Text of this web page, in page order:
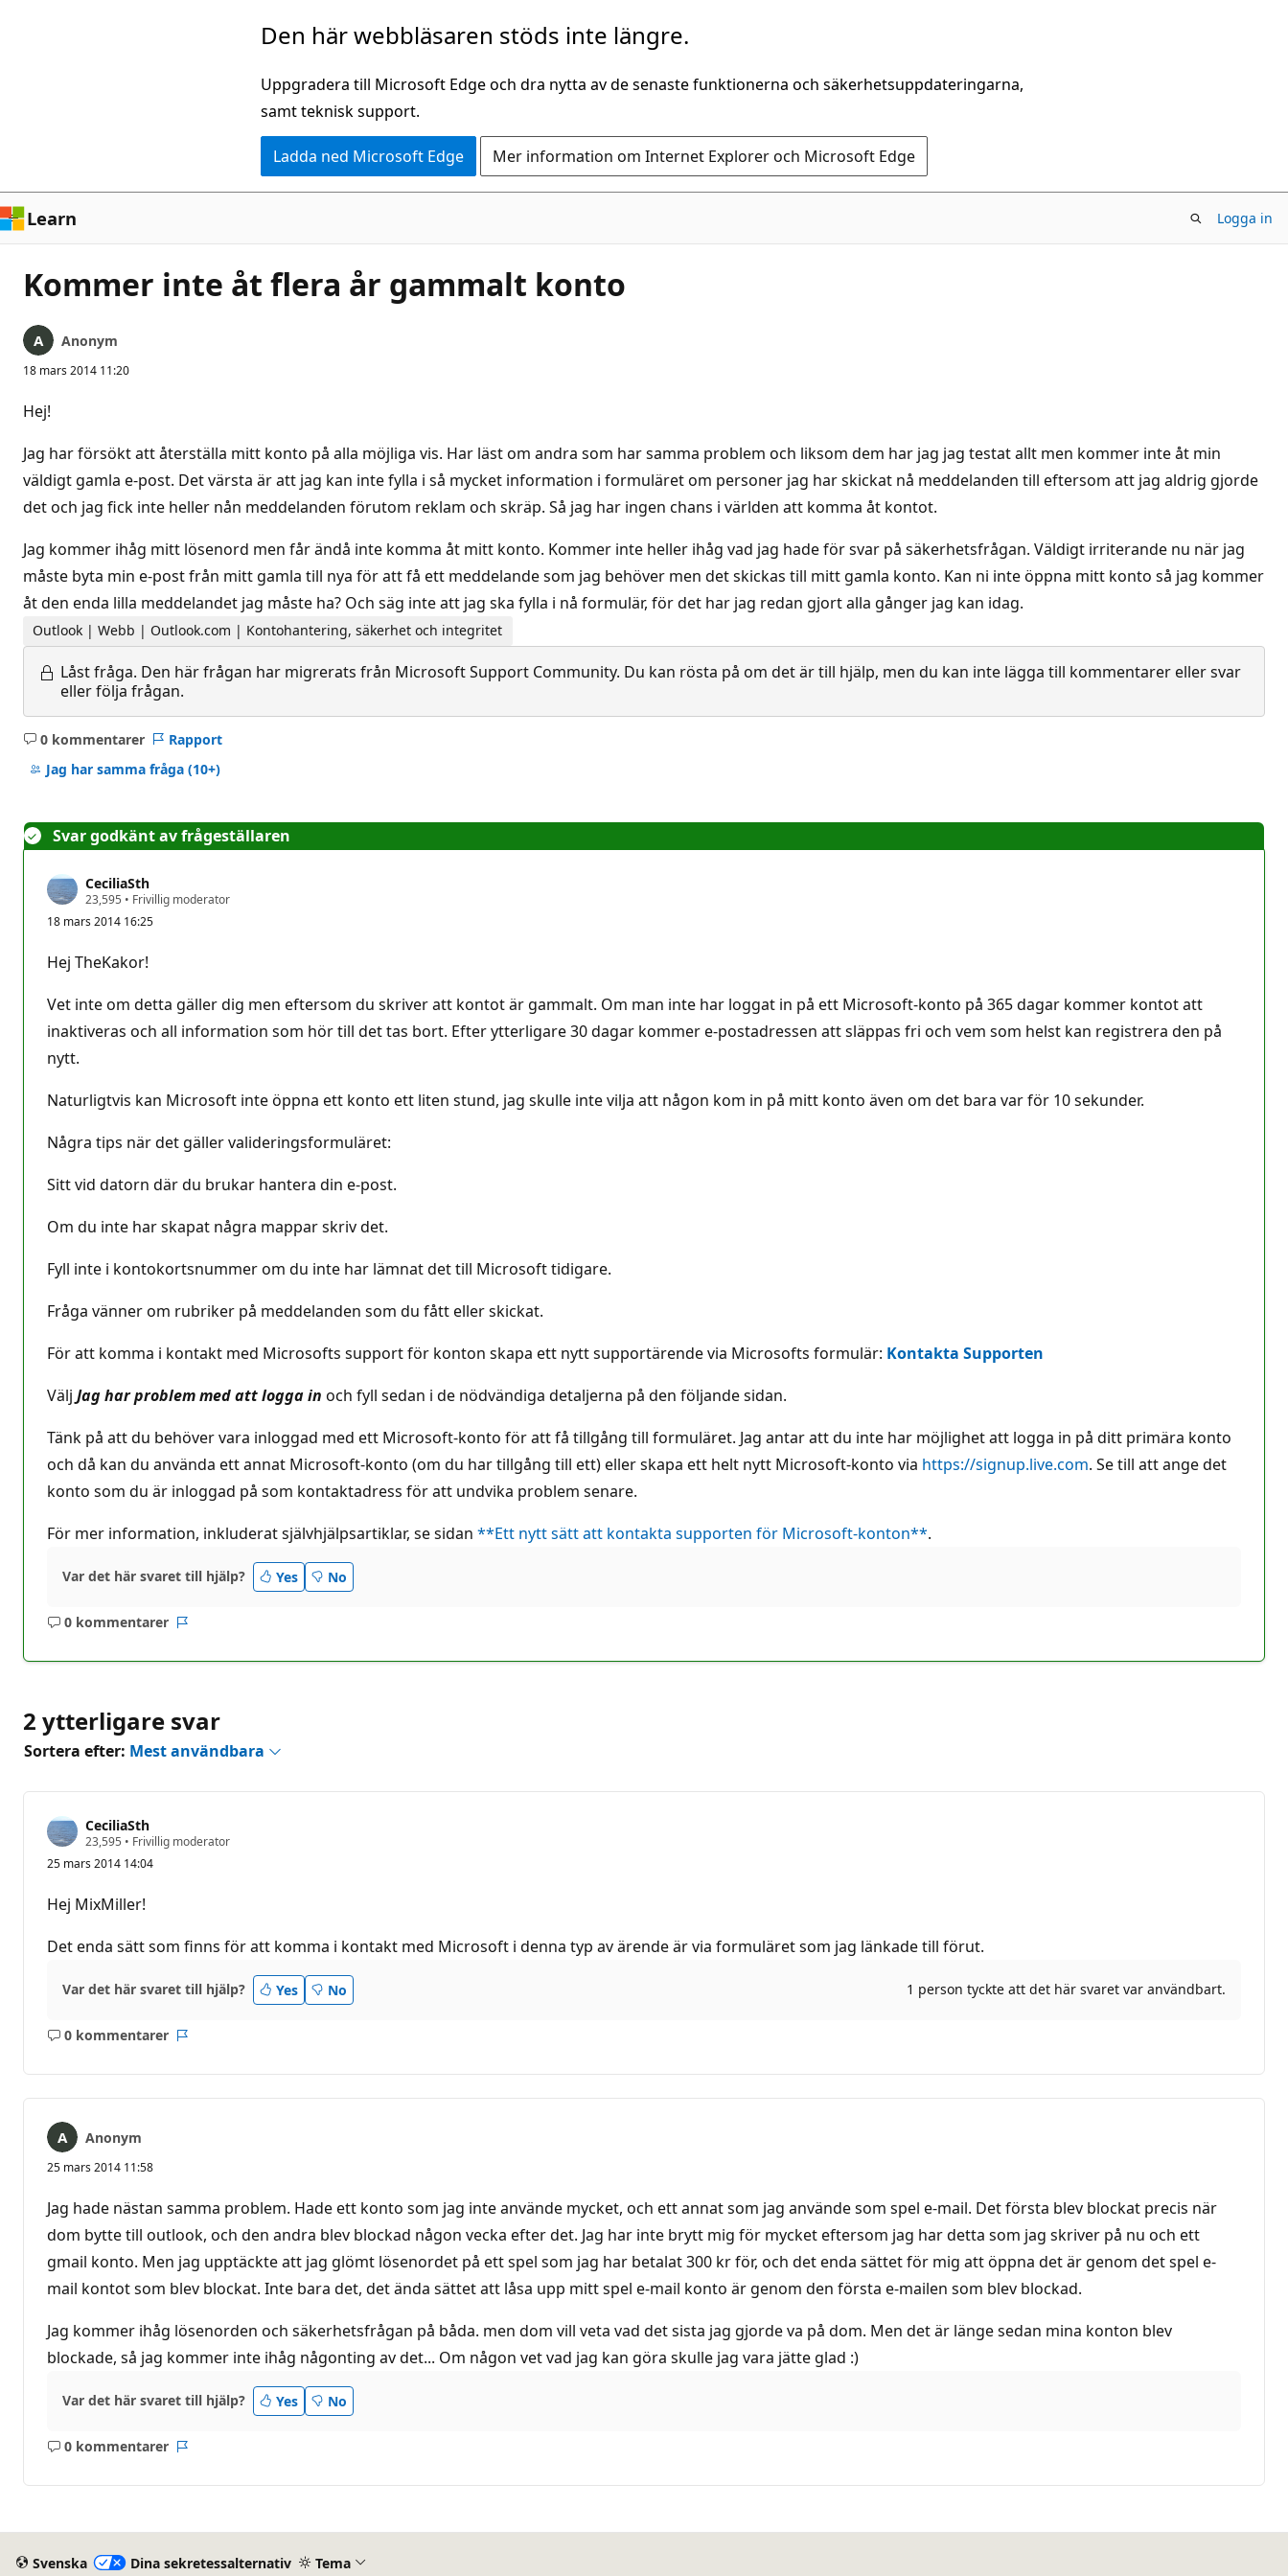
Den här webbläsaren stöds inte längre.
Uppgradera till Microsoft Edge och dra nytta av de senaste funktionerna och säkerhetsuppdateringarna,
samt teknisk support.
Ladda ned Microsoft Edge Mer information om Internet Explorer och Microsoft Edge
Learn Logga in
Kommer inte åt flera år gammalt konto
Anonym
18 mars 2014 11:20
Hej!
Jag har försökt att återställa mitt konto på alla möjliga vis. Har läst om andra som har samma problem och liksom dem har jag jag testat allt men kommer inte åt min
väldigt gamla e-post. Det värsta är att jag kan inte fylla i så mycket information i formuläret om personer jag har skickat nå meddelanden till eftersom att jag aldrig gjorde
det och jag fick inte heller nån meddelanden förutom reklam och skräp. Så jag har ingen chans i världen att komma åt kontot.
Jag kommer ihåg mitt lösenord men får ändå inte komma åt mitt konto. Kommer inte heller ihåg vad jag hade för svar på säkerhetsfrågan. Väldigt irriterande nu när jag
måste byta min e-post från mitt gamla till nya för att få ett meddelande som jag behöver men det skickas till mitt gamla konto. Kan ni inte öppna mitt konto så jag kommer
åt den enda lilla meddelandet jag måste ha? Och säg inte att jag ska fylla i nå formulär, för det har jag redan gjort alla gånger jag kan idag.
Outlook | Webb | Outlook.com | Kontohantering, säkerhet och integritet
Låst fråga. Den här frågan har migrerats från Microsoft Support Community. Du kan rösta på om det är till hjälp, men du kan inte lägga till kommentarer eller svar
eller följa frågan.
0 kommentarer
Inga
kommentarer
Rapport
Jag har samma fråga (10+)
Svar godkänt av frågeställaren
CeciliaSth
23,595 R
k
e
s
o
ä
n
g
• Frivillig moderator
18 mars 2014 16:25
Hej TheKakor!
Vet inte om detta gäller dig men eftersom du skriver att kontot är gammalt. Om man inte har loggat in på ett Microsoft-konto på 365 dagar kommer kontot att
inaktiveras och all information som hör till det tas bort. Efter ytterligare 30 dagar kommer e-postadressen att släppas fri och vem som helst kan registrera den på
nytt.
Naturligtvis kan Microsoft inte öppna ett konto ett liten stund, jag skulle inte vilja att någon kom in på mitt konto även om det bara var för 10 sekunder.
Några tips när det gäller valideringsformuläret:
Sitt vid datorn där du brukar hantera din e-post.
Om du inte har skapat några mappar skriv det.
Fyll inte i kontokortsnummer om du inte har lämnat det till Microsoft tidigare.
Fråga vänner om rubriker på meddelanden som du fått eller skickat.
För att komma i kontakt med Microsofts support för konton skapa ett nytt supportärende via Microsofts formulär: Kontakta Supporten
Välj Jag har problem med att logga in och fyll sedan i de nödvändiga detaljerna på den följande sidan.
Tänk på att du behöver vara inloggad med ett Microsoft-konto för att få tillgång till formuläret. Jag antar att du inte har möjlighet att logga in på ditt primära konto
och då kan du använda ett annat Microsoft-konto (om du har tillgång till ett) eller skapa ett helt nytt Microsoft-konto via https://signup.live.com. Se till att ange det
konto som du är inloggad på som kontaktadress för att undvika problem senare.
För mer information, inkluderat självhjälpsartiklar, se sidan **Ett nytt sätt att kontakta supporten för Microsoft-konton**.
Var det här svaret till hjälp? Yes No
0 kommentarer
Inga
2 ytterligare svar
Sortera efter: Mest användbara
CeciliaSth
23,595 R
k
e
s
o
ä
g
• Frivillig moderator
25 mars 2014 14:04
Hej MixMiller!
Det enda sätt som finns för att komma i kontakt med Microsoft i denna typ av ärende är via formuläret som jag länkade till förut.
Var det här svaret till hjälp? Yes No 1 person tyckte att det här svaret var användbart.
0 kommentarer
Inga
Anonym
25 mars 2014 11:58
Jag hade nästan samma problem. Hade ett konto som jag inte använde mycket, och ett annat som jag använde som spel e-mail. Det första blev blockat precis när
dom bytte till outlook, och den andra blev blockad någon vecka efter det. Jag har inte brytt mig för mycket eftersom jag har detta som jag skriver på nu och ett
gmail konto. Men jag upptäckte att jag glömt lösenordet på ett spel som jag har betalat 300 kr för, och det enda sättet för mig att öppna det är genom det spel e-
mail kontot som blev blockat. Inte bara det, det ända sättet att låsa upp mitt spel e-mail konto är genom den första e-mailen som blev blockad.
Jag kommer ihåg lösenorden och säkerhetsfrågan på båda. men dom vill veta vad det sista jag gjorde va på dom. Men det är länge sedan mina konton blev
blockade, så jag kommer inte ihåg någonting av det... Om någon vet vad jag kan göra skulle jag vara jätte glad :)
Var det här svaret till hjälp? Yes No
0 kommentarer
Inga
Svenska Dina sekretessalternativ Tema